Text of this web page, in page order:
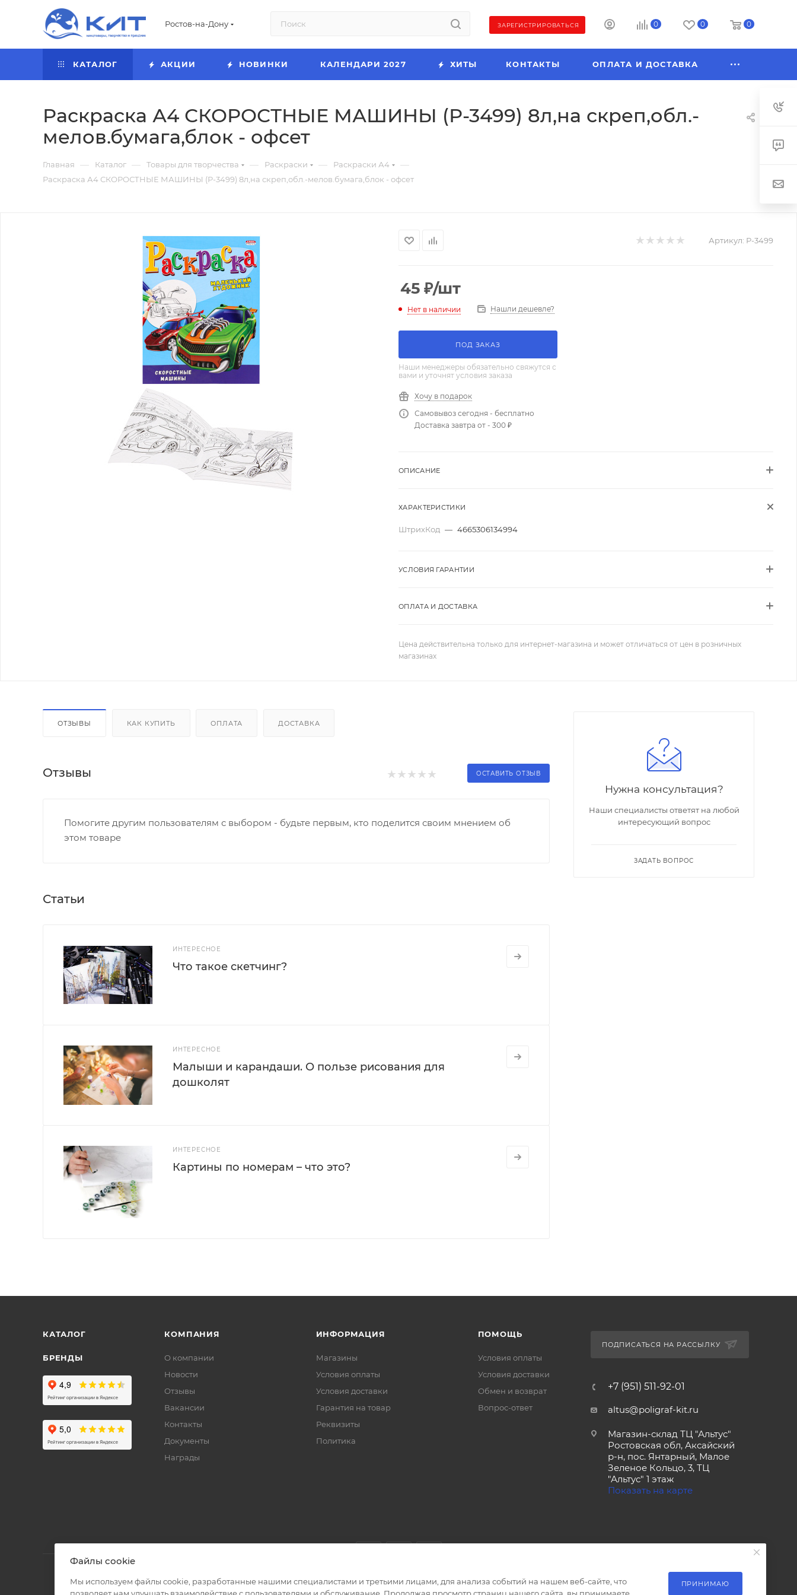
Ростов-на-Дону ЗАРЕГИСТРИРОВАТЬСЯ 0 0 0
КАТАЛОГ АКЦИИ НОВИНКИ КАЛЕНДАРИ 2027 ХИТЫ КОНТАКТЫ ОПЛАТА И ДОСТАВКА
Раскраска А4 СКОРОСТНЫЕ МАШИНЫ (Р-3499) 8л,на скреп,обл.-
мелов.бумага,блок - офсет
Главная — Каталог — Товары для творчества — Раскраски — Раскраски А4 —
Раскраска А4 СКОРОСТНЫЕ МАШИНЫ (Р-3499) 8л,на скреп,обл.-мелов.бумага,блок - офсет
Артикул: Р-3499
45 ₽/шт
Нет в наличии Нашли дешевле?
ПОД ЗАКАЗ
Наши менеджеры обязательно свяжутся с
вами и уточнят условия заказа
Хочу в подарок
Самовывоз сегодня - бесплатно
Доставка завтра от - 300 ₽
ОПИСАНИЕ
ХАРАКТЕРИСТИКИ
ШтрихКод — 4665306134994
УСЛОВИЯ ГАРАНТИИ
ОПЛАТА И ДОСТАВКА
Цена действительна только для интернет-магазина и может отличаться от цен в розничных
магазинах
ОТЗЫВЫ КАК КУПИТЬ ОПЛАТА ДОСТАВКА
Отзывы ОСТАВИТЬ ОТЗЫВ
Помогите другим пользователям с выбором - будьте первым, кто поделится своим мнением об
этом товаре
Статьи
ИНТЕРЕСНОЕ
Что такое скетчинг?
ИНТЕРЕСНОЕ
Малыши и карандаши. О пользе рисования для
дошколят
ИНТЕРЕСНОЕ
Картины по номерам – что это?
Нужна консультация?
Наши специалисты ответят на любой
интересующий вопрос
ЗАДАТЬ ВОПРОС
КАТАЛОГ
БРЕНДЫ
КОМПАНИЯ
О компании
Новости
Отзывы
Вакансии
Контакты
Документы
Награды
ИНФОРМАЦИЯ
Магазины
Условия оплаты
Условия доставки
Гарантия на товар
Реквизиты
Политика
ПОМОЩЬ
Условия оплаты
Условия доставки
Обмен и возврат
Вопрос-ответ
ПОДПИСАТЬСЯ НА РАССЫЛКУ
+7 (951) 511-92-01
altus@poligraf-kit.ru
Магазин-склад ТЦ "Альтус"
Ростовская обл, Аксайский
р-н, пос. Янтарный, Малое
Зеленое Кольцо, 3, ТЦ
"Альтус" 1 этаж
Показать на карте
Файлы cookie
Мы используем файлы cookie, разработанные нашими специалистами и третьими лицами, для анализа событий на нашем веб-сайте, что
ПРИНИМАЮ